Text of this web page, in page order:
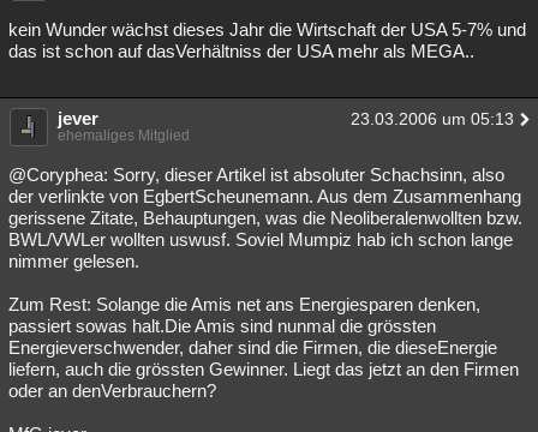
kein Wunder wächst dieses Jahr die Wirtschaft der USA 5-7% und
das ist schon auf dasVerhältniss der USA mehr als MEGA..
jever 23.03.2006 um 05:13
ehemaliges Mitglied
@Coryphea: Sorry, dieser Artikel ist absoluter Schachsinn, also
der verlinkte von EgbertScheunemann. Aus dem Zusammenhang
gerissene Zitate, Behauptungen, was die Neoliberalenwollten bzw.
BWL/VWLer wollten uswusf. Soviel Mumpiz hab ich schon lange
nimmer gelesen.
Zum Rest: Solange die Amis net ans Energiesparen denken,
passiert sowas halt.Die Amis sind nunmal die grössten
Energieverschwender, daher sind die Firmen, die dieseEnergie
liefern, auch die grössten Gewinner. Liegt das jetzt an den Firmen
oder an denVerbrauchern?